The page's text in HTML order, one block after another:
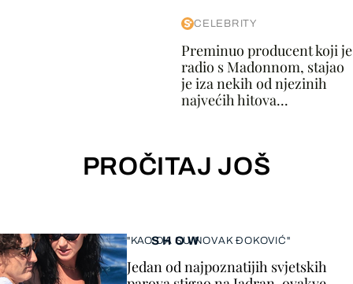
CELEBRITY
Preminuo producent koji je
radio s Madonnom, stajao
je iza nekih od njezinih
najvećih hitova...
PROČITAJ JOŠ
SHOW
"KAO DA SU NOVAK ĐOKOVIĆ"
Jedan od najpoznatijih svjetskih